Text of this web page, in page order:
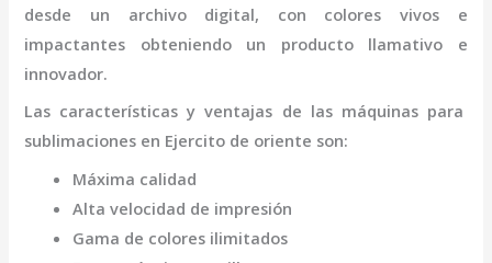
desde un archivo digital, con colores vivos e
impactantes obteniendo un producto llamativo e
innovador.
Las características y ventajas de las máquinas para
sublimaciones en Ejercito de oriente son:
Máxima calidad
Alta velocidad de impresión
Gama de colores ilimitados